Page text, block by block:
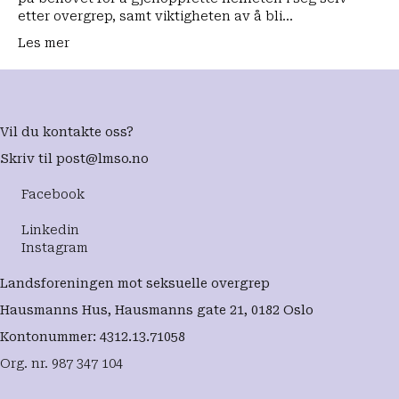
etter overgrep, samt viktigheten av å bli…
Les mer
Vil du kontakte oss?
Skriv til post@lmso.no
Facebook
Linkedin
Instagram
Landsforeningen mot seksuelle overgrep
Hausmanns Hus, Hausmanns gate 21, 0182 Oslo
Kontonummer: 4312.13.71058
Org. nr. 987 347 104